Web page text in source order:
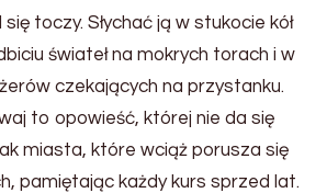
toczy. Słychać ją w stukocie kół
świateł na mokrych torach i w
czekających na przystanku.
to opowieść, której nie da się
miasta, które wciąż porusza się
pamiętając każdy kurs sprzed lat.